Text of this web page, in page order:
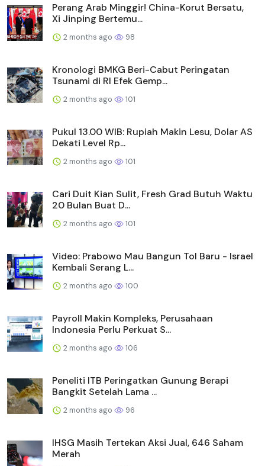
Perang Arab Minggir! China-Korut Bersatu,
Xi Jinping Bertemu...
2 months ago 98
Kronologi BMKG Beri-Cabut Peringatan
Tsunami di RI Efek Gemp...
2 months ago 101
Pukul 13.00 WIB: Rupiah Makin Lesu, Dolar AS
Dekati Level Rp...
2 months ago 101
Cari Duit Kian Sulit, Fresh Grad Butuh Waktu
20 Bulan Buat D...
2 months ago 101
Video: Prabowo Mau Bangun Tol Baru - Israel
Kembali Serang L...
2 months ago 100
Payroll Makin Kompleks, Perusahaan
Indonesia Perlu Perkuat S...
2 months ago 106
Peneliti ITB Peringatkan Gunung Berapi
Bangkit Setelah Lama ...
2 months ago 96
IHSG Masih Tertekan Aksi Jual, 646 Saham
Merah